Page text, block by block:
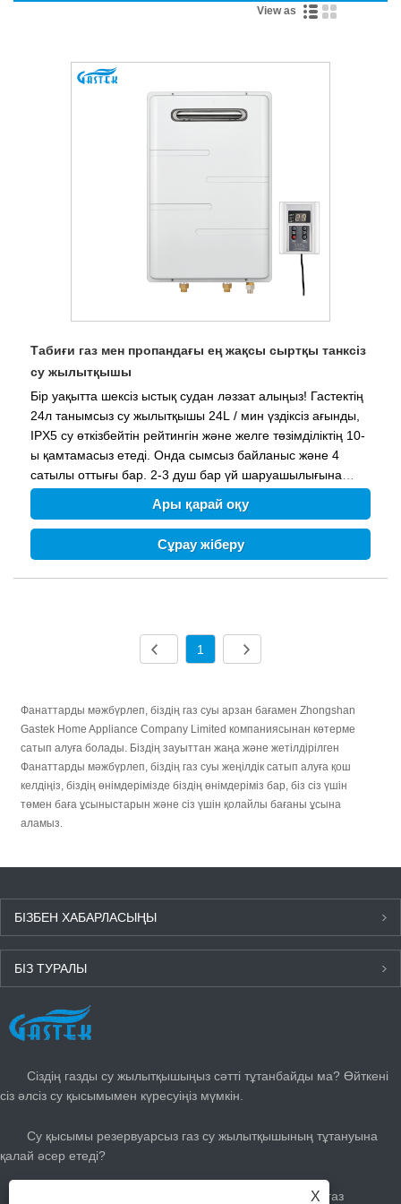
View as
Табиғи газ мен пропандағы ең жақсы сыртқы танксіз
су жылытқышы
Бір уақытта шексіз ыстық судан ләззат алыңыз! Гастектің
24л танымсыз су жылытқышы 24L / мин үздіксіз ағынды,
IPX5 су өткізбейтін рейтингін және желге төзімділіктің 10-
ы қамтамасыз етеді. Онда сымсыз байланыс және 4
сатылы оттығы бар. 2-3 душ бар үй шаруашылығына
мінсіз!
Ары қарай оқу
Сұрау жіберу
1
Фанаттарды мәжбүрлеп, біздің газ суы арзан бағамен Zhongshan
Gastek Home Appliance Company Limited компаниясынан көтерме
сатып алуға болады. Біздің зауыттан жаңа және жетілдірілген
Фанаттарды мәжбүрлеп, біздің газ суы жеңілдік сатып алуға қош
келдіңіз, біздің өнімдерімізде біздің өнімдеріміз бар, біз сіз үшін
төмен баға ұсыныстарын және сіз үшін қолайлы бағаны ұсына
аламыз.
БІЗБЕН ХАБАРЛАСЫҢЫ
БІЗ ТУРАЛЫ
СОҢҒЫ ЖАҢАЛЫҚТАР
Сіздің газды су жылытқышыңыз сәтті тұтанбайды ма? Өйткені
сіз әлсіз су қысымымен күресуіңіз мүмкін.
Су қысымы резервуарсыз газ су жылытқышының тұтануына
қалай әсер етеді?
Жазға газды жылытқышты қалай реттеуге болады: газ
X